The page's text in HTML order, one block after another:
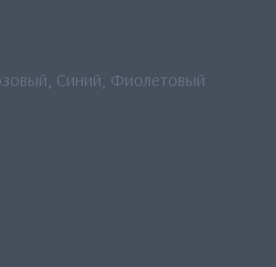
Синий, Фиолетовый